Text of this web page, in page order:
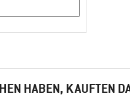
HABEN, KAUFTEN